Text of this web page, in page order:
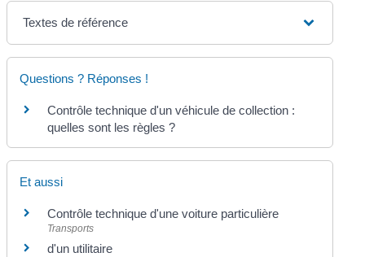
Textes de référence
Questions ? Réponses !
Contrôle technique d'un véhicule de collection :
quelles sont les règles ?
Et aussi
Contrôle technique d'une voiture particulière
Transports
d'un utilitaire